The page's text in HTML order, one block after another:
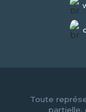
Toute
partielle,